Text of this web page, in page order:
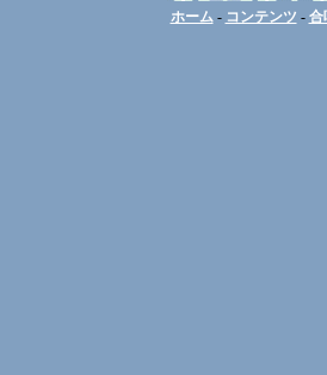
ホーム- コンテンツ - 合